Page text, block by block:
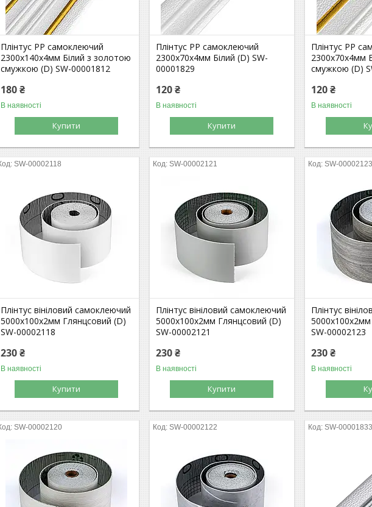
Плінтус РР самоклеючий
2300х140х4мм Білий з золотою
смужкою (D) SW-00001812
180 ₴
В наявності
Купити
Плінтус РР самоклеючий
2300х70х4мм Білий (D) SW-
00001829
120 ₴
В наявності
Купити
Плінтус РР
2300х70х4мм
смужкою (D)
120 ₴
В наявності
SW-00002118
Плінтус вініловий самоклеючий
5000х100х2мм Глянцсовий (D)
SW-00002118
230 ₴
В наявності
Купити
SW-00002121
Плінтус вініловий самоклеючий
5000х100х2мм Глянцсовий (D)
SW-00002121
230 ₴
В наявності
Купити
SW-00002123
Плінтус
SW-00002123
230 ₴
В наявності
SW-00002120 SW-00002122 SW-00001833